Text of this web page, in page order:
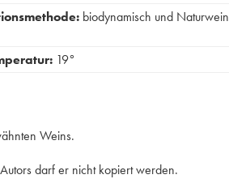
biodynamisch und Naturwein
19°
Weins.
darf er nicht kopiert werden.